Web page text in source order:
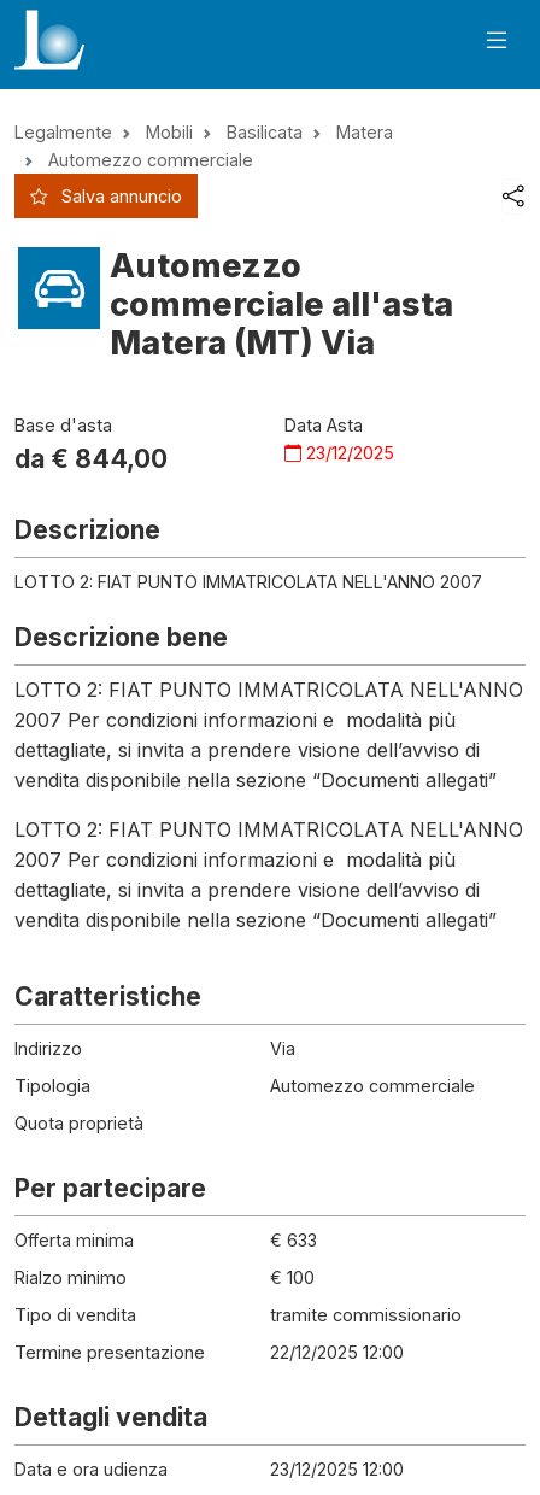
Legalmente Mobili Basilicata
Matera
Automezzo commerciale
Salva annuncio
Automezzo
commerciale all'asta
Matera (MT) Via
Base d'asta
da € 844,00
Data Asta
23/12/2025
Descrizione
LOTTO 2: FIAT PUNTO IMMATRICOLATA NELL'ANNO 2007
Descrizione bene
LOTTO 2: FIAT PUNTO IMMATRICOLATA NELL'ANNO
2007 Per condizioni informazioni e modalità più
dettagliate, si invita a prendere visione dell’avviso di
vendita disponibile nella sezione “Documenti allegati”
LOTTO 2: FIAT PUNTO IMMATRICOLATA NELL'ANNO
2007 Per condizioni informazioni e modalità più
dettagliate, si invita a prendere visione dell’avviso di
vendita disponibile nella sezione “Documenti allegati”
Caratteristiche
Indirizzo
Via
Tipologia
Automezzo commerciale
Quota proprietà
Per partecipare
Offerta minima
€ 633
Rialzo minimo
€ 100
Tipo di vendita
tramite commissionario
Termine presentazione
22/12/2025 12:00
Dettagli vendita
Data e ora udienza
23/12/2025 12:00